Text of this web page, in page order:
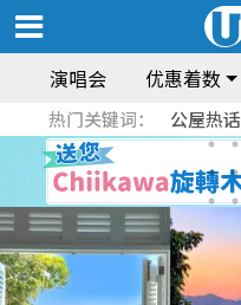
演唱会 优惠着数
热门关键词： 公屋热话